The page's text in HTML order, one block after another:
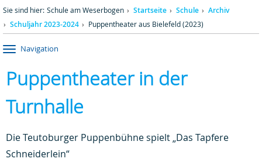
Sie sind hier: Schule am Weserbogen Startseite Schule
Archiv
Schuljahr 2023-2024
Puppentheater aus Bielefeld (2023)
Navigation
Puppentheater in der
Turnhalle
Die Teutoburger Puppenbühne spielt „Das Tapfere
Schneiderlein“